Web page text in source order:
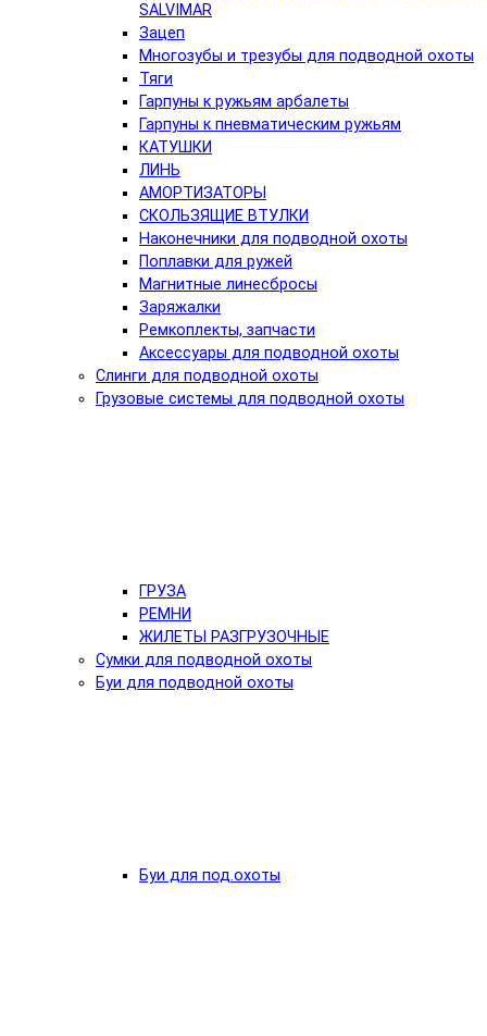
SALVIMAR
Зацеп
Многозубы и трезубы для подводной охоты
Тяги
Гарпуны к ружьям арбалеты
Гарпуны к пневматическим ружьям
КАТУШКИ
ЛИНЬ
АМОРТИЗАТОРЫ
СКОЛЬЗЯЩИЕ ВТУЛКИ
Наконечники для подводной охоты
Поплавки для ружей
Магнитные линесбросы
Заряжалки
Ремкоплекты, запчасти
Аксессуары для подводной охоты
Слинги для подводной охоты
Грузовые системы для подводной охоты
ГРУЗА
РЕМНИ
ЖИЛЕТЫ РАЗГРУЗОЧНЫЕ
Сумки для подводной охоты
Буи для подводной охоты
Буи для под.охоты